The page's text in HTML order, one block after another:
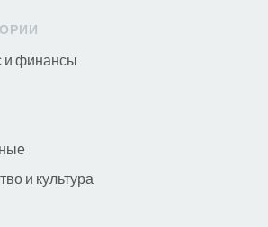
и финансы
и культура